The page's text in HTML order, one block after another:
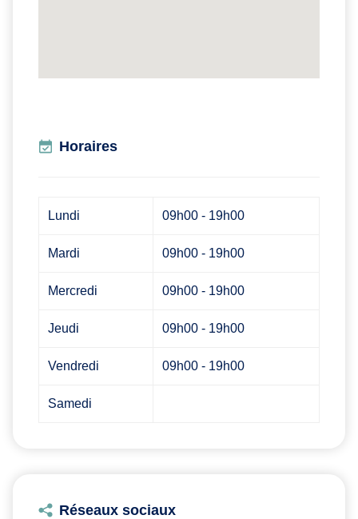
Horaires
Lundi 09h00 - 19h00
Mardi 09h00 - 19h00
Mercredi 09h00 - 19h00
Jeudi 09h00 - 19h00
Vendredi 09h00 - 19h00
Samedi
Réseaux sociaux